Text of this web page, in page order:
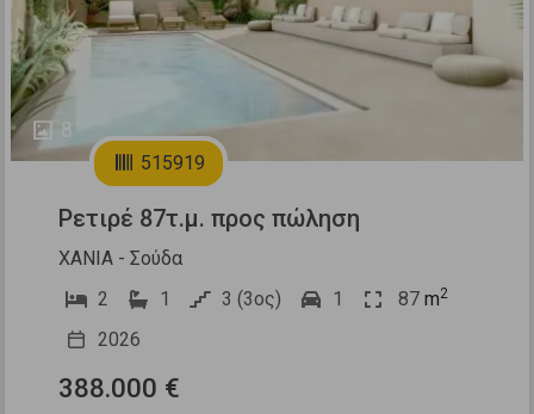
8
515919
Ρετιρέ 87τ.μ. προς πώληση
ΧΑΝΙΑ - Σούδα
2
1 3 (3ος) 1 87 m2
2026
388.000 €